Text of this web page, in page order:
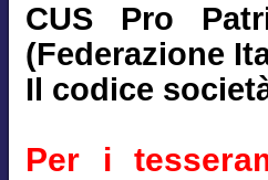
CUS Pro
(Federazione
Il codice
Per i